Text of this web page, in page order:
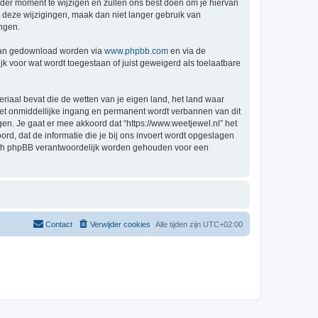
moment te wijzigen en zullen ons best doen om je hiervan
wijzigingen, maak dan niet langer gebruik van
gedownload worden via www.phpbb.com en via de
voor wat wordt toegestaan of juist geweigerd als toelaatbare
bevat die de wetten van je eigen land, het land waar
onmiddellijke ingang en permanent wordt verbannen van dit
Je gaat er mee akkoord dat “https://www.weetjewel.nl” het
dat de informatie die je bij ons invoert wordt opgeslagen
phpBB verantwoordelijk worden gehouden voor een
Alle tijden zijn UTC+02:00
Verwijder cookies
Contact